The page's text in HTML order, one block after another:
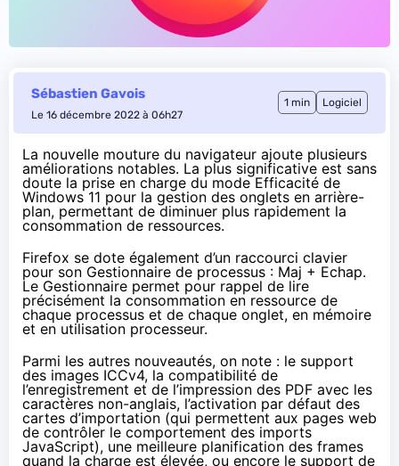
Sébastien Gavois
Le 16 décembre 2022 à 06h27
1 min Logiciel
La nouvelle mouture du navigateur ajoute plusieurs
améliorations notables. La plus significative est sans
doute la prise en charge du mode Efficacité de
Windows 11 pour la gestion des onglets en arrière-
plan, permettant de diminuer plus rapidement la
consommation de ressources.
Firefox se dote également d’un raccourci clavier
pour son Gestionnaire de processus : Maj + Echap.
Le Gestionnaire permet pour rappel de lire
précisément la consommation en ressource de
chaque processus et de chaque onglet, en mémoire
et en utilisation processeur.
Parmi les autres nouveautés, on note : le support
des images ICCv4, la compatibilité de
l’enregistrement et de l’impression des PDF avec les
caractères non-anglais, l’activation par défaut des
cartes d’importation (qui permettent aux pages web
de contrôler le comportement des imports
JavaScript), une meilleure planification des frames
quand la charge est élevée, ou encore le support de